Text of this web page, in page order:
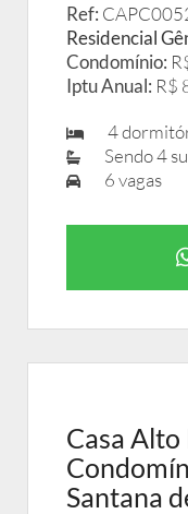
Ref:
Residencial
Condomínio:
Iptu Anual: R$
4
Sendo 4
6 vagas
Casa Alto
Santana